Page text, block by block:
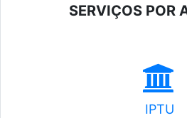
SERVIÇOS POR
IPTU